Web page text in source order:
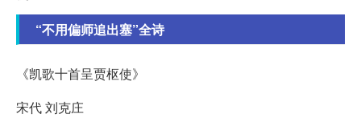
“不用偏师追出塞”全诗
《凯歌十首呈贾枢使》
宋代 刘克庄